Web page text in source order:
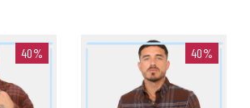
40% 40%